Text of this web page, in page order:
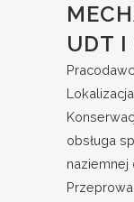
UDT I
obsługa
naziemnej